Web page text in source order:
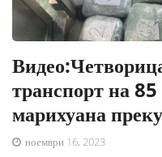
транспорт на
марихуана преку
ноември 16, 2023